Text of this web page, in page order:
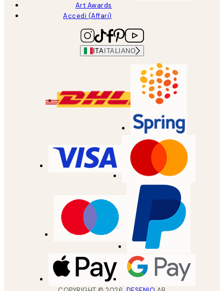
Art Awards
Accedi (Affari)
ITA ITALIANO